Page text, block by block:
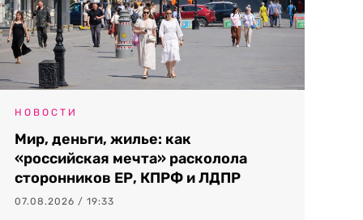
НОВОСТИ
Мир, деньги, жилье: как
«российская мечта» расколола
сторонников ЕР, КПРФ и ЛДПР
07.08.2026 / 19:33